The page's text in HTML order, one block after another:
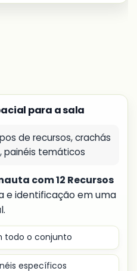
para a sala
de recursos, crachás
painéis temáticos
com 12 Recursos
e identificação em uma
todo o conjunto
específicos